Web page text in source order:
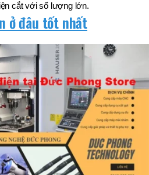
cắt với số lượng lớn.
ở đâu tốt nhất